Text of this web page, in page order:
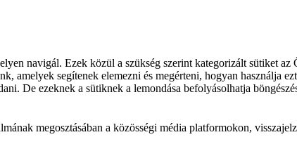
navigál. Ezek közül a szükség szerint kategorizált sütiket az
amelyek segítenek elemezni és megérteni, hogyan használja
De ezeknek a sütiknek a lemondása befolyásolhatja
megosztásában a közösségi média platformokon,